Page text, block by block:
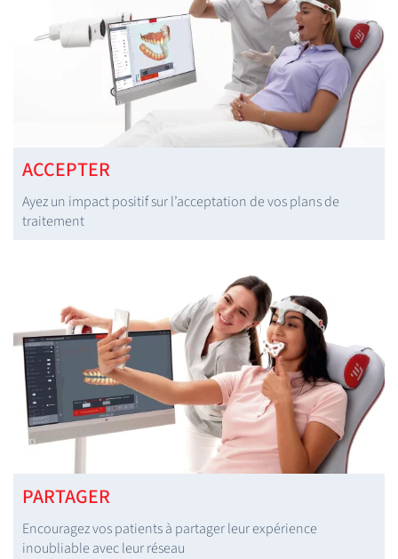
ACCEPTER
Ayez un impact positif sur l’acceptation de vos plans de
traitement
PARTAGER
Encouragez vos patients à partager leur expérience
inoubliable avec leur réseau